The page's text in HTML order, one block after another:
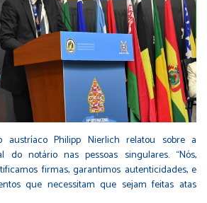
austríaco Philipp Nierlich relatou sobre a
do notário nas pessoas singulares. “Nós,
firmas, garantimos autenticidades, e
que necessitam que sejam feitas atas